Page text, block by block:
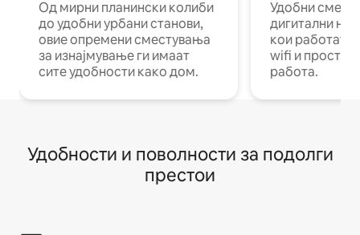
Од мирни планински колиби
до удобни урбани станови,
овие опремени сместувања
за изнајмување ги имаат
сите удобности како дом.
Удобни
дигитални
кои работат
wifi и
работа.
Удобности и поволности за подолги
престои